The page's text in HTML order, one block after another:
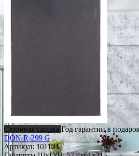
Сезонная скидка Год гарантии в
DON R-299 G
Артикул: 101104